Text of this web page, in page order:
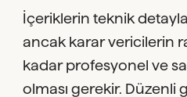
İçeriklerin teknik
ancak karar vericilerin
kadar profesyonel ve
olması gerekir. Düzenli